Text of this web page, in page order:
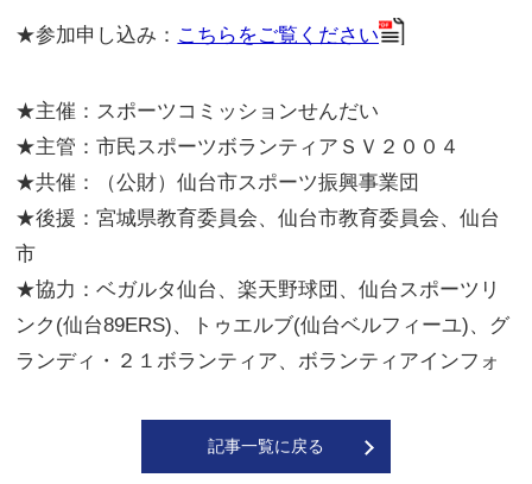
★参加申し込み： こちらをご覧ください
★主催：スポーツコミッションせんだい
★主管：市民スポーツボランティアＳＶ２００４
★共催：（公財）仙台市スポーツ振興事業団
★後援：宮城県教育委員会、仙台市教育委員会、仙台
市
★協力：ベガルタ仙台、楽天野球団、仙台スポーツリ
ンク(仙台89ERS)、トゥエルブ(仙台ベルフィーユ)、グ
ランディ・２１ボランティア、ボランティアインフォ
記事一覧に戻る